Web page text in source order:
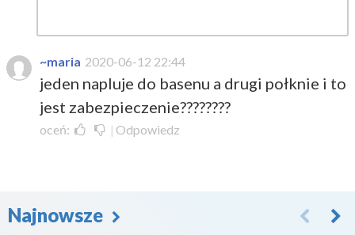
~maria 2020-06-12 22:44
jeden napluje do basenu a drugi połknie i to
jest zabezpieczenie????????
oceń: | Odpowiedz
Najnowsze